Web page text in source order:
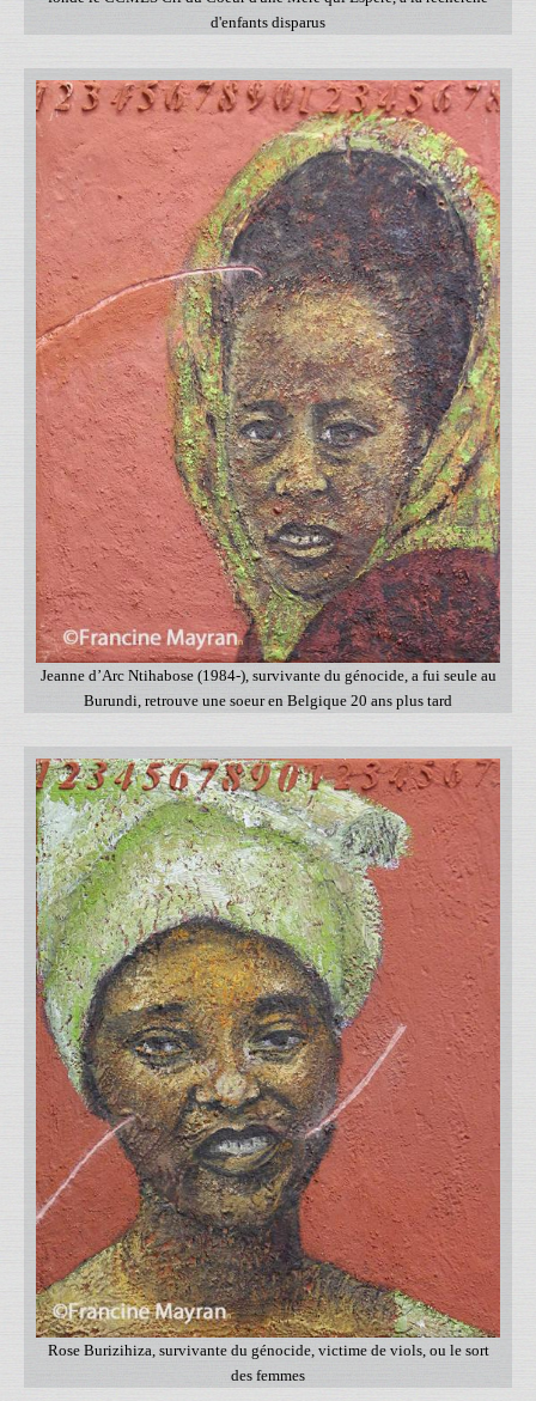
d'enfants disparus
Jeanne d’Arc Ntihabose (1984-), survivante du génocide, a fui seule au
Burundi, retrouve une soeur en Belgique 20 ans plus tard
Rose Burizihiza, survivante du génocide, victime de viols, ou le sort
des femmes